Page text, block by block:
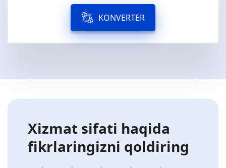
KONVERTER
Xizmat sifati haqida
fikrlaringizni qoldiring